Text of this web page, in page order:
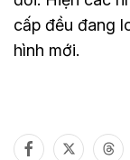
cấp đều đang
hình mới.